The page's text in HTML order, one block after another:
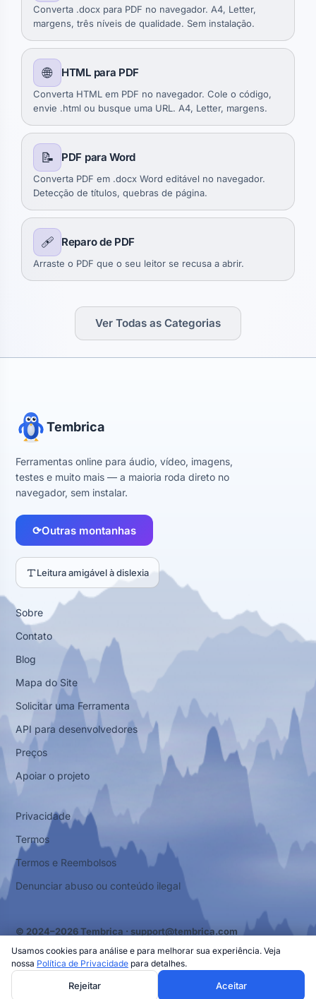
Converta .docx para PDF no navegador. A4, Letter,
margens, três níveis de qualidade. Sem instalação.
🌐 HTML para PDF
Converta HTML em PDF no navegador. Cole o código,
envie .html ou busque uma URL. A4, Letter, margens.
📝 PDF para Word
Converta PDF em .docx Word editável no navegador.
Detecção de títulos, quebras de página.
🩹 Reparo de PDF
Arraste o PDF que o seu leitor se recusa a abrir.
Ver Todas as Categorias
Tembrica
Ferramentas online para áudio, vídeo, imagens,
testes e muito mais — a maioria roda direto no
navegador, sem instalar.
⟳Outras montanhas
Leitura amigável à dislexia
Sobre
Contato
Blog
Mapa do Site
Solicitar uma Ferramenta
API para desenvolvedores
Preços
Apoiar o projeto
Privacidade
Termos
Termos e Reembolsos
Denunciar abuso ou conteúdo ilegal
© 2024–2026 Tembrica · support@tembrica.com
Usamos cookies para análise e para melhorar sua experiência. Veja
nossa Política de Privacidade para detalhes.
Rejeitar Aceitar